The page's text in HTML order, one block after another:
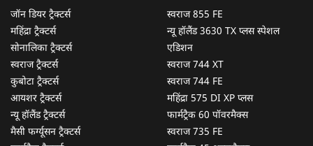
जॉन डियर ट्रैक्टर्स
महिंद्रा ट्रैक्टर्स
सोनालिका ट्रैक्टर्स
स्वराज ट्रैक्टर्स
कुबोटा ट्रैक्टर्स
आयशर ट्रैक्टर्स
न्यू हॉलैंड ट्रैक्टर्स
मैसी फर्ग्यूसन ट्रैक्टर्स
स्वराज 855 FE
न्यू हॉलैंड 3630 TX प्लस स्पेशल
एडिशन
स्वराज 744 XT
स्वराज 744 FE
महिंद्रा 575 DI XP प्लस
फार्मट्रैक 60 पॉवरमैक्स
स्वराज 735 FE